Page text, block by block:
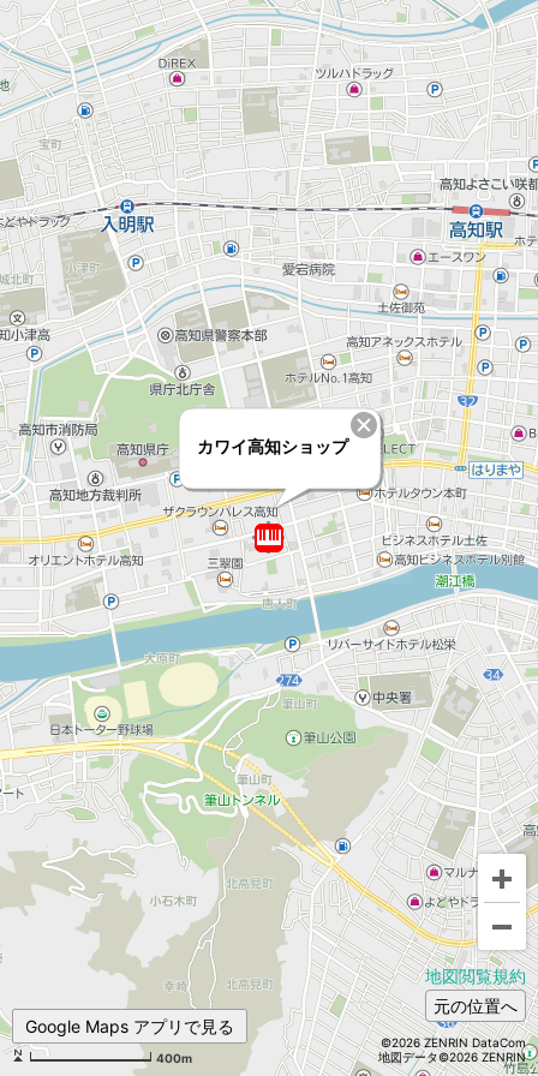
地図閲覧規約
元の位置へ
Google Maps アプリで見る
カワイ高知ショップ
400m
©2026 ZENRIN DataCom
地図データ©2026 ZENRIN